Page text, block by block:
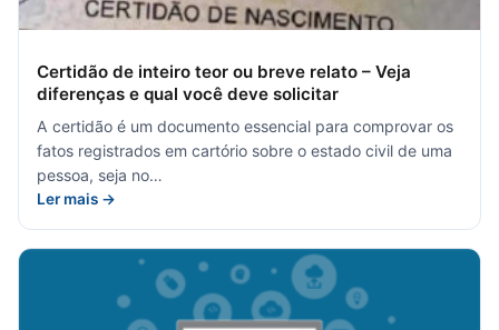
Certidão de inteiro teor ou breve relato – Veja
diferenças e qual você deve solicitar
A certidão é um documento essencial para comprovar os
fatos registrados em cartório sobre o estado civil de uma
pessoa, seja no…
Ler mais →